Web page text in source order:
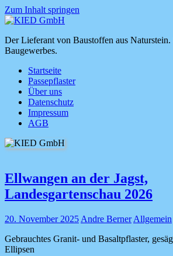
Zum Inhalt springen
KIED
GmbH
Der Lieferant von Baustoffen aus Naturstein.
Baugewerbes.
Startseite
Passepflaster
Über uns
Datenschutz
Impressum
AGB
Ellwangen an der Jagst,
Landesgartenschau 2026
20. November 2025 Andre Berner Allgemein
Gebrauchtes Granit- und Basaltpflaster,
Ellipsen